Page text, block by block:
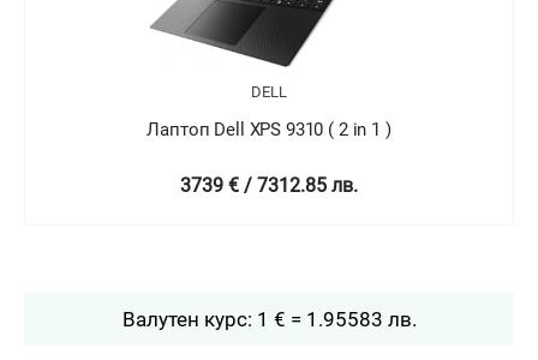
DELL
Лаптоп Dell XPS 9310 ( 2 in 1 )
4758.99 € / 9307.78 лв.
Валутен курс: 1 € = 1.95583 лв.